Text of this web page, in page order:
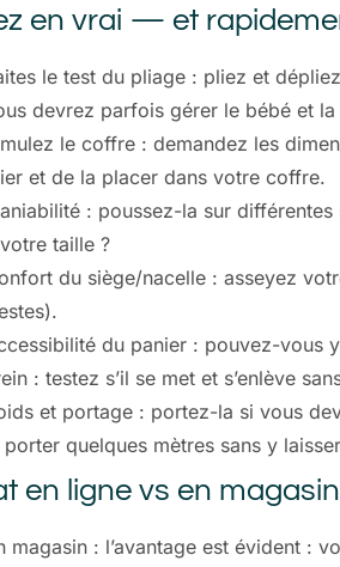
en vrai — et
le test du pliage : pliez et
devrez parfois gérer le bébé et
le coffre : demandez les
et de la placer dans votre coffre.
: poussez-la sur
taille ?
du siège/nacelle : asseyez
du panier : pouvez-vous
: testez s’il se met et s’enlève
et portage : portez-la si vous
porter quelques mètres sans y
en ligne vs en magasin
magasin : l’avantage est évident :